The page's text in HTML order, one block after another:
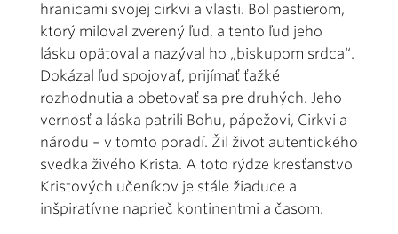
hranicami svojej cirkvi a vlasti. Bol pastierom,
ktorý miloval zverený ľud, a tento ľud jeho
lásku opätoval a nazýval ho „biskupom srdca“.
Dokázal ľud spojovať, prijímať ťažké
rozhodnutia a obetovať sa pre druhých. Jeho
vernosť a láska patrili Bohu, pápežovi, Cirkvi a
národu – v tomto poradí. Žil život autentického
svedka živého Krista. A toto rýdze kresťanstvo
Kristových učeníkov je stále žiaduce a
inšpiratívne naprieč kontinentmi a časom.